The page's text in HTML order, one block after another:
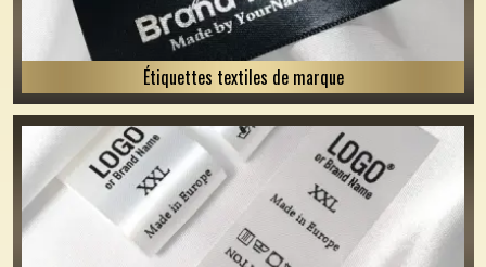
Étiquettes textiles de marque